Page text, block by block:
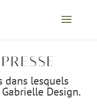
dans lesquels
Design.